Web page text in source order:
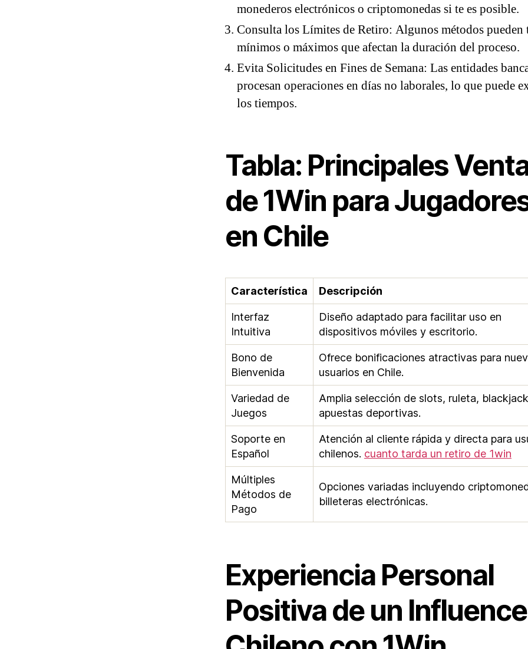
monederos electrónicos o criptomonedas si te es posible.
Consulta los Límites de Retiro: Algunos métodos pueden
mínimos o máximos que afectan la duración del proceso.
Evita Solicitudes en Fines de Semana: Las entidades
procesan operaciones en días no laborales, lo que puede
los tiempos.
Tabla: Principales
de 1Win para
en Chile
Característica Descripción
Interfaz
Intuitiva
Diseño adaptado para facilitar uso en
dispositivos móviles y escritorio.
Bono de
Bienvenida
Ofrece bonificaciones atractivas para
usuarios en Chile.
Variedad de
Juegos
Amplia selección de slots, ruleta,
apuestas deportivas.
Soporte en
Español
Atención al cliente rápida y directa para
chilenos. cuanto tarda un retiro de 1win
Múltiples
Métodos de
Pago
Opciones variadas incluyendo
billeteras electrónicas.
Experiencia Personal
Positiva de un